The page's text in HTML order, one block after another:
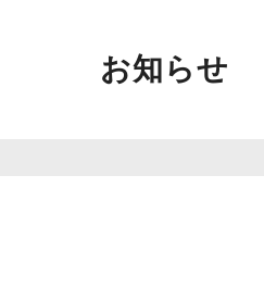
お知らせ